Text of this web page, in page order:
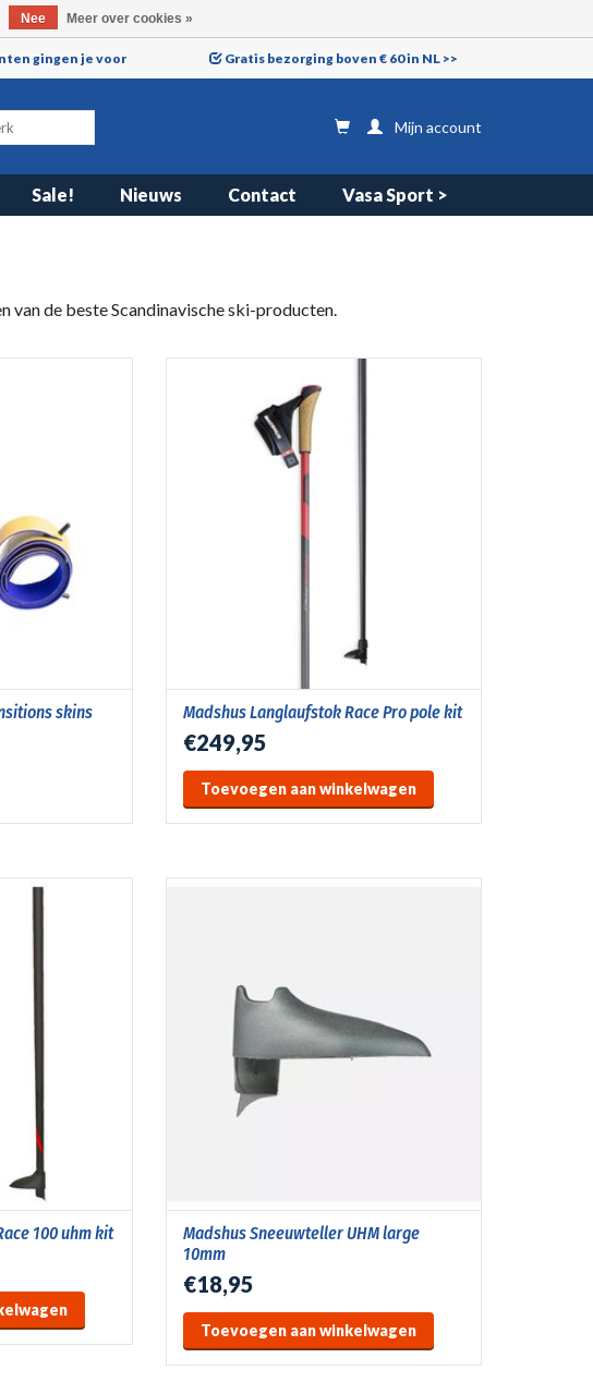
gingen je voor Gratis bezorging boven € 60 in NL >>
Mijn account
Sale! Nieuws Contact Vasa Sport >
van de beste Scandinavische ski-producten.
skins Madshus Langlaufstok Race Pro pole kit
€249,95
Toevoegen aan winkelwagen
100 uhm kit
Madshus Sneeuwteller UHM large
10mm
€18,95
Toevoegen aan winkelwagen
Nee Meer over cookies »